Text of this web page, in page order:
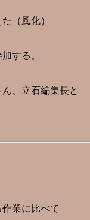
（風化）
する。
、立石編集長と
業に比べて